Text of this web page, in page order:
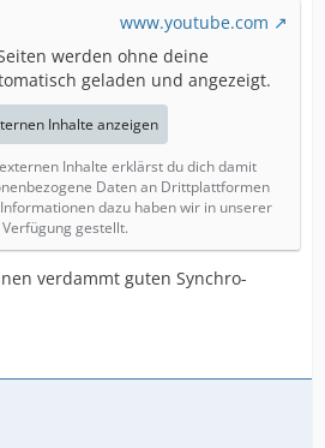
www.youtube.com
werden ohne deine
geladen und angezeigt.
Inhalte anzeigen
Inhalte erklärst du dich damit
Daten an Drittplattformen
dazu haben wir in unserer
gestellt.
verdammt guten Synchro-